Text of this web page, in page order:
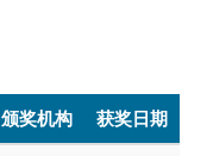
颁奖机构 获奖日期